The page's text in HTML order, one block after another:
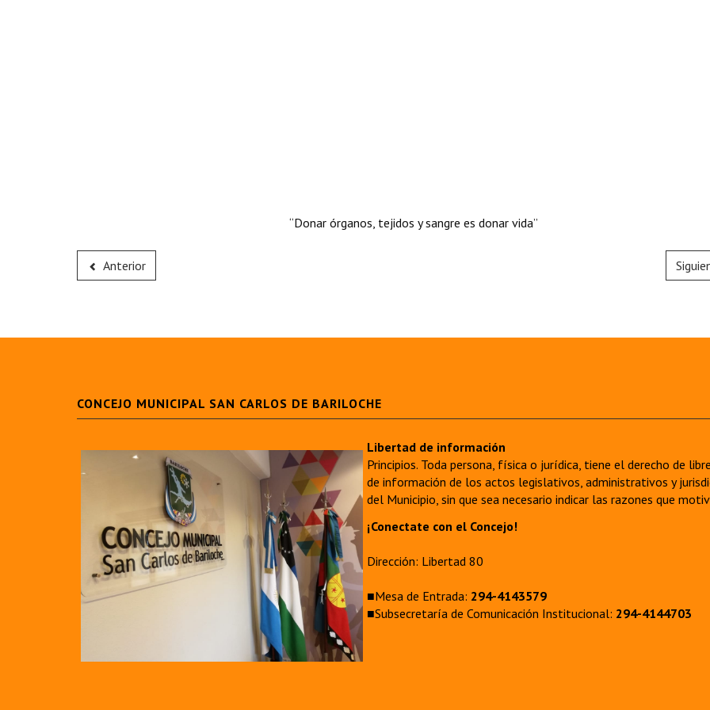
“Donar órganos, tejidos y sangre es donar vida”
Anterior
CONCEJO MUNICIPAL SAN CARLOS DE BARILOCHE
Libertad de información
Principios. Toda persona, física o jurídica, tiene el derecho de
de información de los actos legislativos, administrativos y
del Municipio, sin que sea necesario indicar las razones que
¡Conectate con el Concejo!
Dirección: Libertad 80
■Mesa de Entrada: 294-4143579
■Subsecretaría de Comunicación Institucional: 294-4144703